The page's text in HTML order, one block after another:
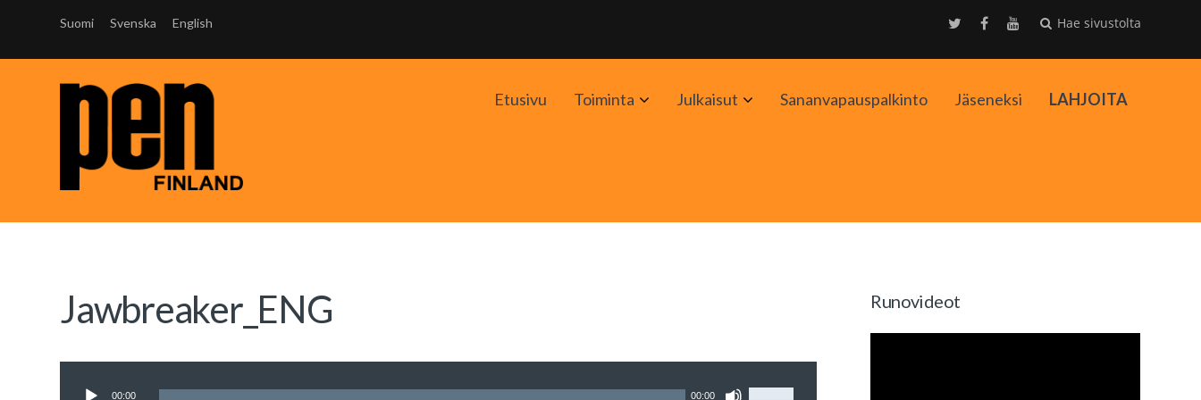
Suomi Svenska English Hae sivustolta
Etusivu Toiminta AvaaJulkaisut AvaaSananvapauspalkinto Jäseneksi LAHJOITA
Jawbreaker_ENG
00:00 00:00
Runovideot